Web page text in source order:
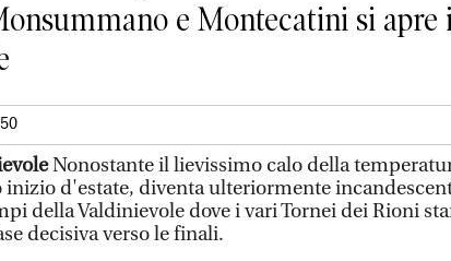
e Montecatini si
Nonostante il lievissimo calo della
d'estate, diventa ulteriormente
della Valdinievole dove i vari Tornei dei Rioni
decisiva verso le finali.